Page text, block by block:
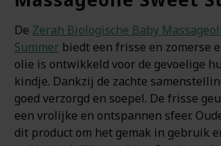
De Zerah Biologische Baby
Summer biedt een frisse en zomerse
olie is ontwikkeld voor de gevoelige
kindje. Dankzij de zachte
goed verzorgd en soepel. De frisse
een vrolijke en ontspannen sfeer.
dit product om het gemak in gebruik